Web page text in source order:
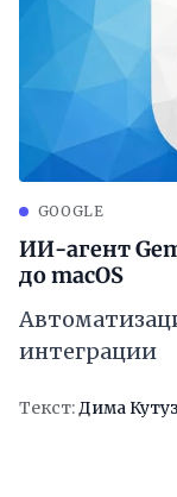
GOOGLE
ИИ-агент
до macOS
интеграции
Текст:Дима